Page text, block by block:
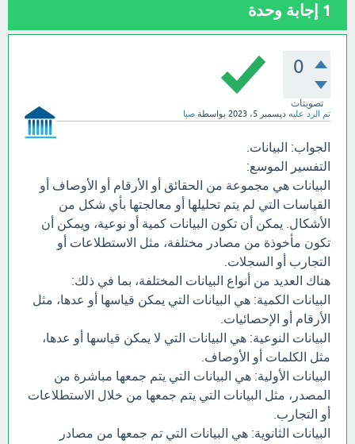
1 إجابة وحدة
0
تصويتات
تم الرد عليه ديسمبر 5، 2023 بواسطة صبا
الجواب: البيانات.
التفسير الموسع:
البيانات هي مجموعة من الحقائق أو الأرقام أو الأوصاف أو
القياسات التي لم يتم تحليلها أو معالجتها بأي شكل من
الأشكال. يمكن أن تكون البيانات كمية أو نوعية، ويمكن أن
تكون مأخوذة من مصادر مختلفة، مثل الاستطلاعات أو
التجارب أو السجلات.
هناك العديد من أنواع البيانات المختلفة، بما في ذلك:
البيانات الكمية: هي البيانات التي يمكن قياسها أو عدها، مثل
الأرقام أو الإحصائيات.
البيانات النوعية: هي البيانات التي لا يمكن قياسها أو عدها،
مثل الكلمات أو الأوصاف.
البيانات الأولية: هي البيانات التي يتم جمعها مباشرة من
المصدر، مثل البيانات التي يتم جمعها من خلال الاستطلاعات
أو التجارب.
البيانات الثانوية: هي البيانات التي تم جمعها من مصادر